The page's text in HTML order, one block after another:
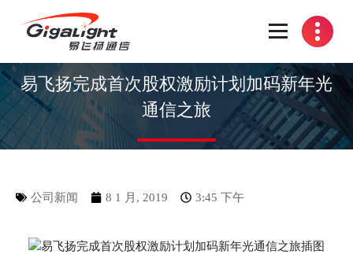
开放光网络器件的向导
易飞扬完成首次股权激励计划加码新年光
通信之旅
公司新闻 8 1 月, 2019 3:45 下午